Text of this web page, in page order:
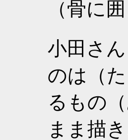
（骨に
小田さ
のは（
るもの
まま描